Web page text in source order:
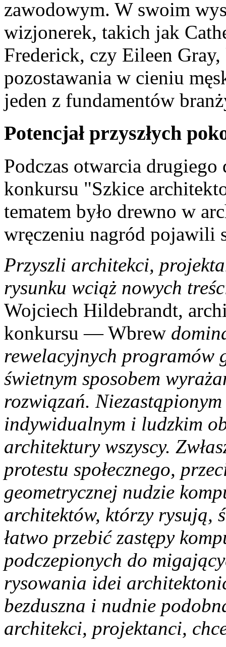
zawodowym. W swoim
wizjonerek, takich jak
Frederick, czy Eileen
pozostawania w cieniu
jeden z fundamentów
Potencjał przyszłych
Podczas otwarcia
konkursu "Szkice
tematem było drewno w
wręczeniu nagród pojawili
Przyszli architekci,
rysunku wciąż nowych
Wojciech Hildebrandt,
konkursu — Wbrew
rewelacyjnych programów
świetnym sposobem
rozwiązań.
indywidualnym i ludzkim
architektury wszyscy.
protestu społecznego,
geometrycznej nudzie
architektów, którzy rysują,
łatwo przebić zastępy
podczepionych do
rysowania idei
bezduszna i nudnie
architekci, projektanci,